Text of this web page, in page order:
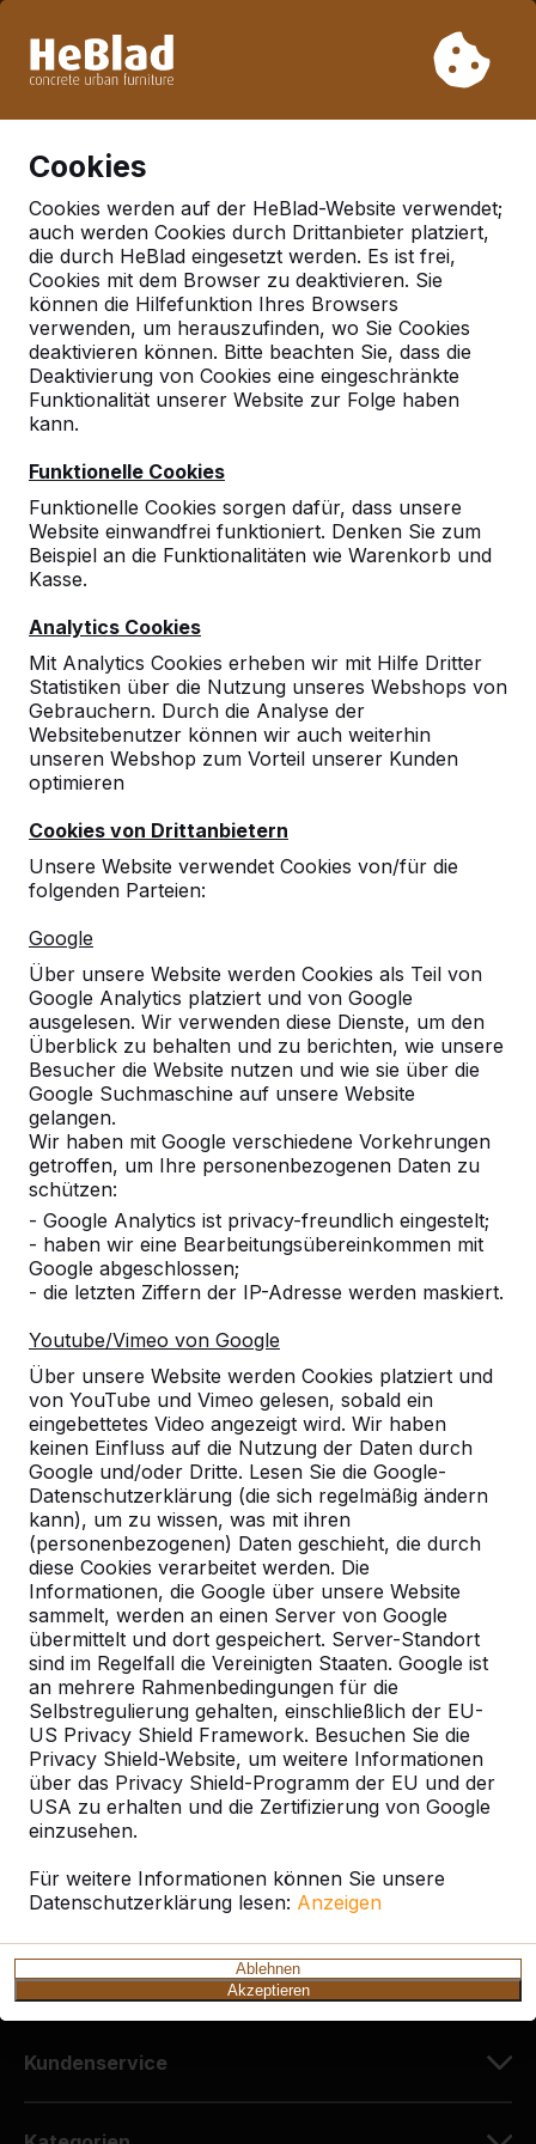
Woche 33 nicht. Bitte berücksichtigen Sie daher längere
Cookies
Cookies werden auf der HeBlad-Website verwendet;
auch werden Cookies durch Drittanbieter platziert,
die durch HeBlad eingesetzt werden. Es ist frei,
Cookies mit dem Browser zu deaktivieren. Sie
können die Hilfefunktion Ihres Browsers
verwenden, um herauszufinden, wo Sie Cookies
deaktivieren können. Bitte beachten Sie, dass die
Deaktivierung von Cookies eine eingeschränkte
Funktionalität unserer Website zur Folge haben
kann.
Funktionelle Cookies
Funktionelle Cookies sorgen dafür, dass unsere
Website einwandfrei funktioniert. Denken Sie zum
Beispiel an die Funktionalitäten wie Warenkorb und
Kasse.
Analytics Cookies
Mit Analytics Cookies erheben wir mit Hilfe Dritter
Statistiken über die Nutzung unseres Webshops von
Gebrauchern. Durch die Analyse der
Websitebenutzer können wir auch weiterhin
unseren Webshop zum Vorteil unserer Kunden
optimieren
Cookies von Drittanbietern
Unsere Website verwendet Cookies von/für die
folgenden Parteien:
Google
Über unsere Website werden Cookies als Teil von
Google Analytics platziert und von Google
ausgelesen. Wir verwenden diese Dienste, um den
Überblick zu behalten und zu berichten, wie unsere
Besucher die Website nutzen und wie sie über die
Google Suchmaschine auf unsere Website
gelangen.
Wir haben mit Google verschiedene Vorkehrungen
getroffen, um Ihre personenbezogenen Daten zu
schützen:
- Google Analytics ist privacy-freundlich eingestelt;
- haben wir eine Bearbeitungsübereinkommen mit
Google abgeschlossen;
- die letzten Ziffern der IP-Adresse werden maskiert.
Youtube/Vimeo von Google
Über unsere Website werden Cookies platziert und
von YouTube und Vimeo gelesen, sobald ein
eingebettetes Video angezeigt wird. Wir haben
keinen Einfluss auf die Nutzung der Daten durch
Google und/oder Dritte. Lesen Sie die Google-
Datenschutzerklärung (die sich regelmäßig ändern
kann), um zu wissen, was mit ihren
(personenbezogenen) Daten geschieht, die durch
diese Cookies verarbeitet werden. Die
Informationen, die Google über unsere Website
sammelt, werden an einen Server von Google
übermittelt und dort gespeichert. Server-Standort
sind im Regelfall die Vereinigten Staaten. Google ist
an mehrere Rahmenbedingungen für die
Selbstregulierung gehalten, einschließlich der EU-
US Privacy Shield Framework. Besuchen Sie die
Privacy Shield-Website, um weitere Informationen
über das Privacy Shield-Programm der EU und der
USA zu erhalten und die Zertifizierung von Google
einzusehen.
Für weitere Informationen können Sie unsere
Datenschutzerklärung lesen: Anzeigen
Ablehnen
Akzeptieren
Deutschland
Referenties in:Elmshorn
Geen reviews gevonden voor deze
locatie.
Referenzen
Unsere Produkte finden Sie in ganz Europa
und darüber hinaus. Sehen Sie hier, wo Sie
ein HeBlad-Produkt in Ihrer Nähe finden.
Produkt
Alles anzeigen
Kategorie
Alles anzeigen
Ort oder Postleitzahl suchen
Zie ook
Elsmhorn Kölln-Reisiek
Kontakt
HeBlad Deutschland
Diekerstraße 97
42781 Haan
Deutschland
+49 212 934 77 25
info@HeBlad.de
Kundenservice